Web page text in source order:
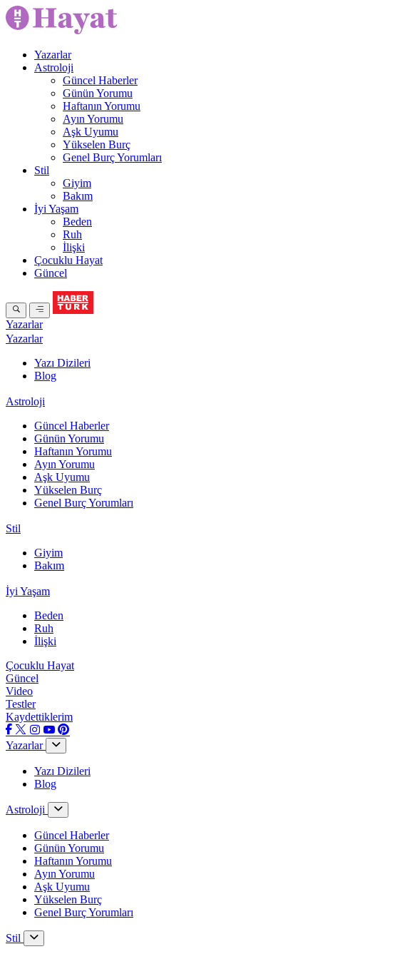
Yazarlar
Astroloji
Güncel Haberler
Günün Yorumu
Haftanın Yorumu
Ayın Yorumu
Aşk Uyumu
Yükselen Burç
Genel Burç Yorumları
Stil
Giyim
Bakım
İyi Yaşam
Beden
Ruh
İlişki
Çocuklu Hayat
Güncel
Yazarlar
Yazarlar
Yazı Dizileri
Blog
Astroloji
Güncel Haberler
Günün Yorumu
Haftanın Yorumu
Ayın Yorumu
Aşk Uyumu
Yükselen Burç
Genel Burç Yorumları
Stil
Giyim
Bakım
İyi Yaşam
Beden
Ruh
İlişki
Çocuklu Hayat
Güncel
Video
Testler
Kaydettiklerim
Yazarlar
Yazı Dizileri
Blog
Astroloji
Güncel Haberler
Günün Yorumu
Haftanın Yorumu
Ayın Yorumu
Aşk Uyumu
Yükselen Burç
Genel Burç Yorumları
Stil